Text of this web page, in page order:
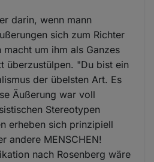
darin, wenn mann
sich zum Richter
macht um ihm als Ganzes
überzustülpen. "Du bist ein
der übelsten Art. Es
Äußerung war voll
Stereotypen
erheben sich prinzipiell
andere MENSCHEN!
nach Rosenberg wäre